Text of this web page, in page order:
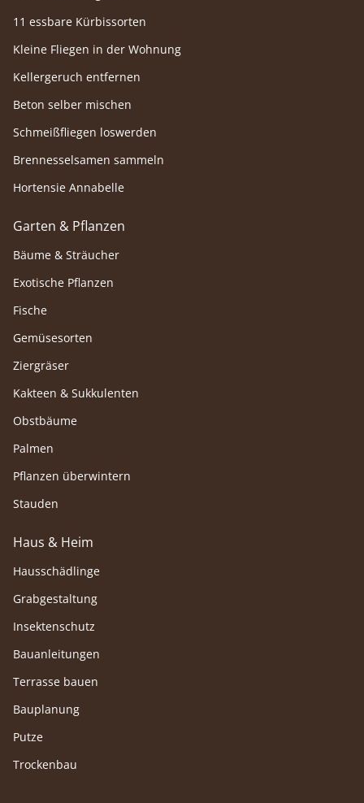
11 essbare Kürbissorten
Kleine Fliegen in der Wohnung
Kellergeruch entfernen
Beton selber mischen
Schmeißfliegen loswerden
Brennesselsamen sammeln
Hortensie Annabelle
Garten & Pflanzen
Bäume & Sträucher
Exotische Pflanzen
Fische
Gemüsesorten
Ziergräser
Kakteen & Sukkulenten
Obstbäume
Palmen
Pflanzen überwintern
Stauden
Haus & Heim
Hausschädlinge
Grabgestaltung
Insektenschutz
Bauanleitungen
Terrasse bauen
Bauplanung
Putze
Trockenbau